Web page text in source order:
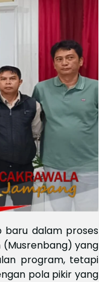
baru dalam proses
(Musrenbang) yang
program, tetapi
pola pikir yang